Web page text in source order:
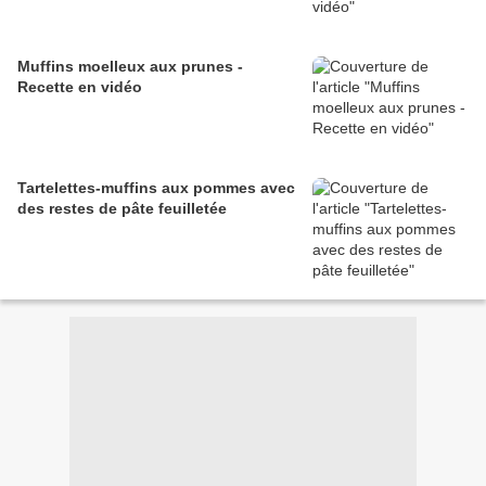
Muffins moelleux aux prunes -
Recette en vidéo
Tartelettes-muffins aux pommes avec
des restes de pâte feuilletée